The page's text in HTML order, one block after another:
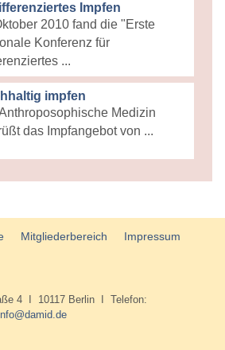
Impfen
2010 fand die "Erste
Konferenz für
...
impfen
Medizin
das Impfangebot von ...
Mitgliederbereich
Impressum
4 I 10117 Berlin I Telefon: